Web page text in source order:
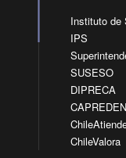
Instituto de
IPS
SUSESO
DIPRECA
ChileValora